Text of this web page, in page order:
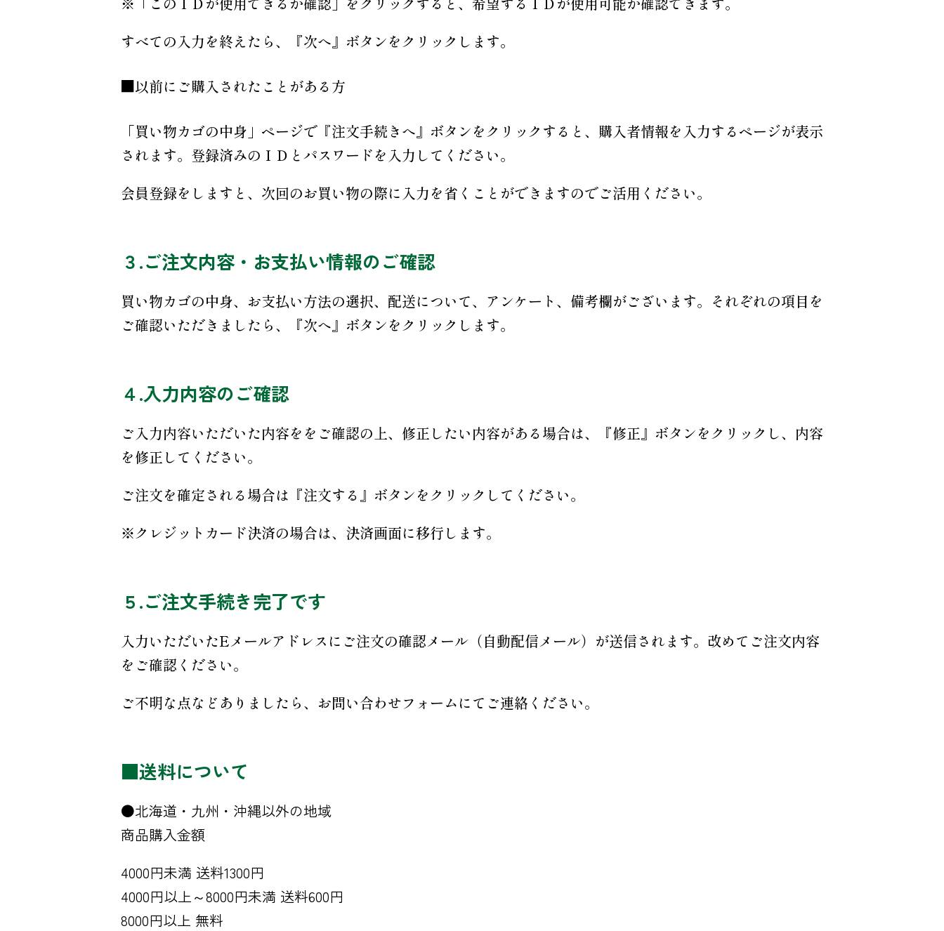
すべての入力を終えたら、『次へ』ボタンをクリックします。
■以前にご購入されたことがある方
「買い物カゴの中身」ページで『注文手続きへ』ボタンをクリックすると、購入者情報を入力するページが表示
されます。登録済みのＩＤとパスワードを入力してください。
会員登録をしますと、次回のお買い物の際に入力を省くことができますのでご活用ください。
３.ご注文内容・お支払い情報のご確認
買い物カゴの中身、お支払い方法の選択、配送について、アンケート、備考欄がございます。それぞれの項目を
ご確認いただきましたら、『次へ』ボタンをクリックします。
４.入力内容のご確認
ご入力内容いただいた内容ををご確認の上、修正したい内容がある場合は、『修正』ボタンをクリックし、内容
を修正してください。
ご注文を確定される場合は『注文する』ボタンをクリックしてください。
※クレジットカード決済の場合は、決済画面に移行します。
５.ご注文手続き完了です
入力いただいたEメールアドレスにご注文の確認メール（自動配信メール）が送信されます。改めてご注文内容
をご確認ください。
ご不明な点などありましたら、お問い合わせフォームにてご連絡ください。
■送料について
●北海道・九州・沖縄以外の地域
商品購入金額
4000円未満 送料1300円
4000円以上～8000円未満 送料600円
8000円以上 無料